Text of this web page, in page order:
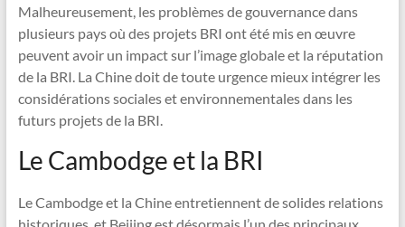
Malheureusement, les problèmes de gouvernance dans
plusieurs pays où des projets BRI ont été mis en œuvre
peuvent avoir un impact sur l’image globale et la réputation
de la BRI. La Chine doit de toute urgence mieux intégrer les
considérations sociales et environnementales dans les
futurs projets de la BRI.
Le Cambodge et la BRI
Le Cambodge et la Chine entretiennent de solides relations